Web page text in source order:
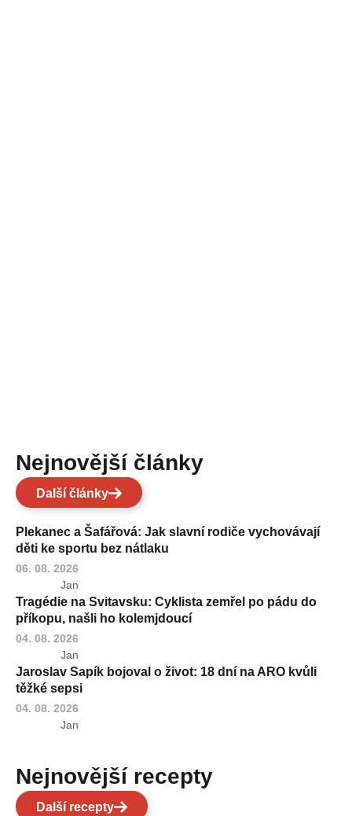
Nejnovější články
Další články
Plekanec a Šafářová: Jak slavní rodiče vychovávají
děti ke sportu bez nátlaku
06. 08. 2026
Jan
Tragédie na Svitavsku: Cyklista zemřel po pádu do
příkopu, našli ho kolemjdoucí
04. 08. 2026
Jan
Jaroslav Sapík bojoval o život: 18 dní na ARO kvůli
těžké sepsi
04. 08. 2026
Jan
Nejnovější recepty
Další recepty